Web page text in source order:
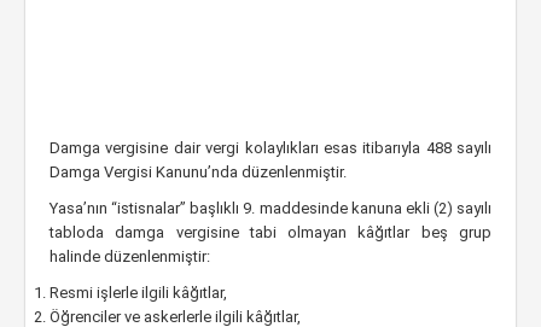
Damga vergisine dair vergi kolaylıkları esas itibarıyla 488 sayılı
Damga Vergisi Kanunu’nda düzenlenmiştir.
Yasa’nın “istisnalar” başlıklı 9. maddesinde kanuna ekli (2) sayılı
tabloda damga vergisine tabi olmayan kâğıtlar beş grup
halinde düzenlenmiştir:
Resmi işlerle ilgili kâğıtlar,
Öğrenciler ve askerlerle ilgili kâğıtlar,